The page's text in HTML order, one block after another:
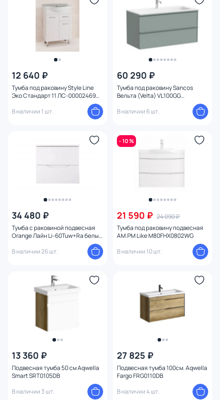
12 640 ₽
Тумба под раковину Style Line
Эко Стандарт 11 ЛС-00002469
В наличии 1 шт.
60 290 ₽
Тумба под раковину Sancos
Вельта (Velta) VL100GG
В наличии 6 шт.
34 480 ₽
Тумба с раковиной подвесная
Orange Лайн Li-60Tuw+Ra белый
В наличии 26 шт.
- 10 %
21 590 ₽ 24 090 ₽
Тумба под раковину подвесная
AM.PM Like M80FHX0802WG
В наличии 10 шт.
13 360 ₽
Подвесная тумба 50 см Aqwella
Smart SRT0105DB
В наличии 3 шт.
27 825 ₽
Подвесная тумба 100см. Aqwella
Fargo FRG0110DB
В наличии 4 шт.